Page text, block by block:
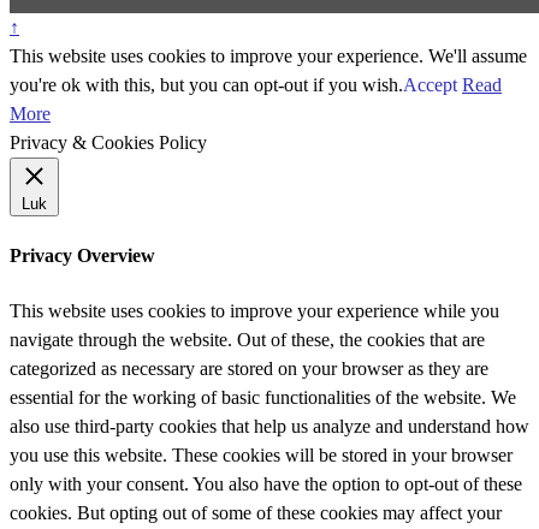
↑
This website uses cookies to improve your experience. We'll assume
you're ok with this, but you can opt-out if you wish.Accept Read
More
Privacy & Cookies Policy
Luk
Privacy Overview
This website uses cookies to improve your experience while you
navigate through the website. Out of these, the cookies that are
categorized as necessary are stored on your browser as they are
essential for the working of basic functionalities of the website. We
also use third-party cookies that help us analyze and understand how
you use this website. These cookies will be stored in your browser
only with your consent. You also have the option to opt-out of these
cookies. But opting out of some of these cookies may affect your